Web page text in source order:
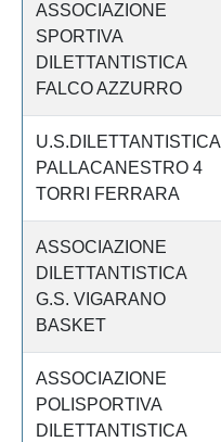
ASSOCIAZIONE
SPORTIVA
DILETTANTISTICA
FALCO AZZURRO
U.S.DILETTANTISTICA
PALLACANESTRO 4
TORRI FERRARA
ASSOCIAZIONE
DILETTANTISTICA
G.S. VIGARANO
BASKET
ASSOCIAZIONE
POLISPORTIVA
DILETTANTISTICA